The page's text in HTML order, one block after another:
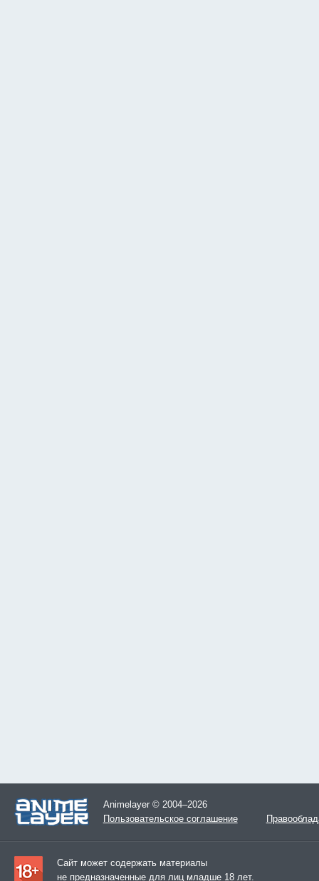
Animelayer © 2004–2026
Пользовательское соглашение
Сайт может содержать материалы
не предназначенные для лиц младше 18 лет.